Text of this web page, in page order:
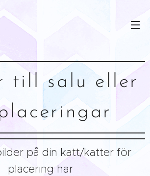
till salu eller
på din katt/katter för
placering här